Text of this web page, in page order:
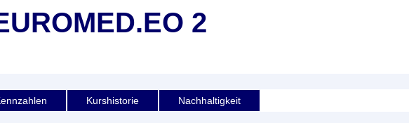
2
Kurshistorie Nachhaltigkeit